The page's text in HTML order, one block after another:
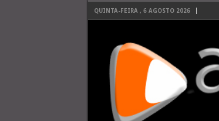
QUINTA-FEIRA , 6 AGOSTO 2026